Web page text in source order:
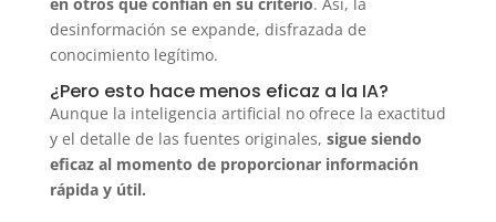
desinformación se expande, disfrazada de
conocimiento legítimo.
¿Pero esto hace menos eficaz a la IA?
Aunque la inteligencia artificial no ofrece la exactitud
y el detalle de las fuentes originales, sigue siendo
eficaz al momento de proporcionar información
rápida y útil.